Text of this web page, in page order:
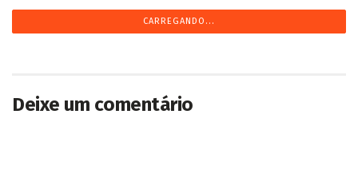
CARREGANDO...
Deixe um comentário